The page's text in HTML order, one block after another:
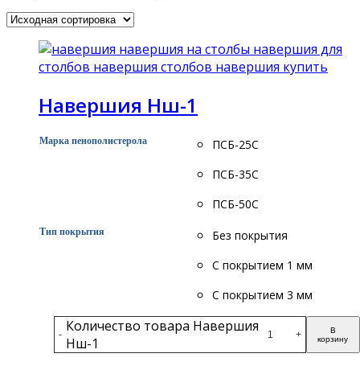
Навершия Нш-1
Марка пенополистерола
ПСБ-25С
ПСБ-35С
ПСБ-50С
Тип покрытия
Без покрытия
С покрытием 1 мм
С покрытием 3 мм
- Количество товара Навершия
Нш-1
+
В
корзину